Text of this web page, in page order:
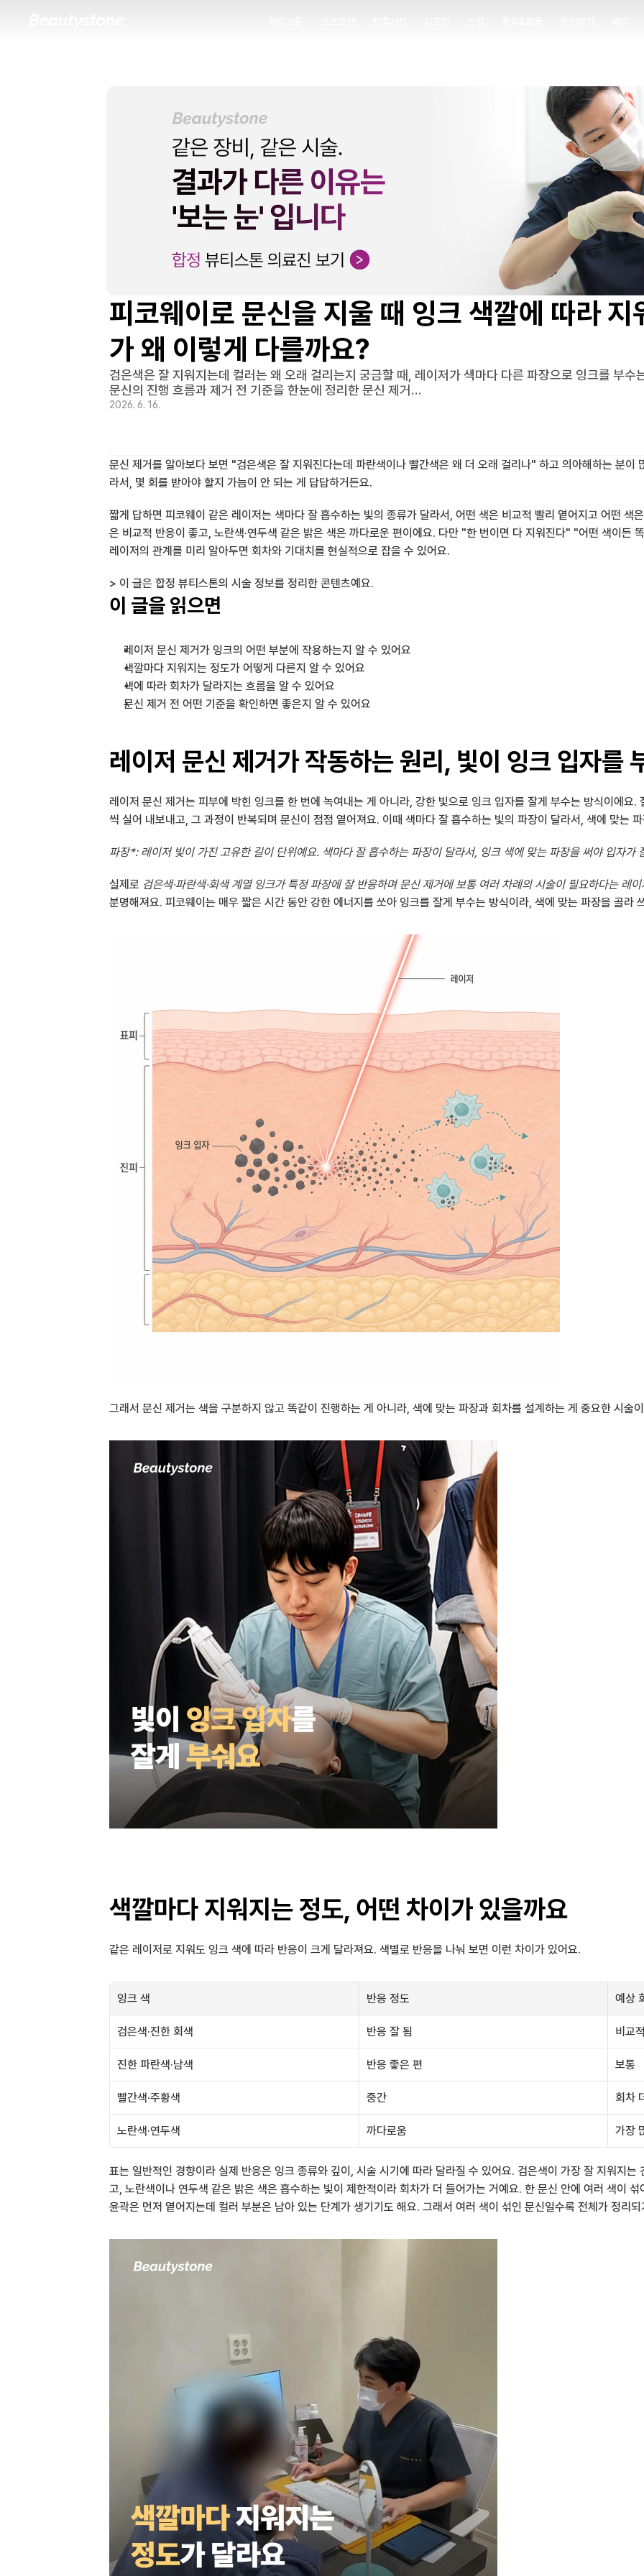
피코웨이로 문신을 지울 때 잉크 색깔에 따라
가 왜 이렇게 다를까요?
검은색은 잘 지워지는데 컬러는 왜 오래 걸리는지 궁금할 때, 레이저가 색마다 다른 파장으로 잉크를 부수
문신의 진행 흐름과 제거 전 기준을 한눈에 정리한 문신 제거…
2026. 6. 16.
문신 제거를 알아보다 보면 "검은색은 잘 지워진다는데 파란색이나 빨간색은 왜 더 오래 걸리나" 하고 의아해하는 분이
라서, 몇 회를 받아야 할지 가늠이 안 되는 게 답답하거든요.
짧게 답하면 피코웨이 같은 레이저는 색마다 잘 흡수하는 빛의 종류가 달라서, 어떤 색은 비교적 빨리 옅어지고 어떤 색
은 비교적 반응이 좋고, 노란색·연두색 같은 밝은 색은 까다로운 편이에요. 다만 "한 번이면 다 지워진다" "어떤 색이든
레이저의 관계를 미리 알아두면 회차와 기대치를 현실적으로 잡을 수 있어요.
> 이 글은 합정 뷰티스톤의 시술 정보를 정리한 콘텐츠예요.
이 글을 읽으면
레이저 문신 제거가 잉크의 어떤 부분에 작용하는지 알 수 있어요
색깔마다 지워지는 정도가 어떻게 다른지 알 수 있어요
색에 따라 회차가 달라지는 흐름을 알 수 있어요
문신 제거 전 어떤 기준을 확인하면 좋은지 알 수 있어요
레이저 문신 제거가 작동하는 원리, 빛이 잉크 입자를
레이저 문신 제거는 피부에 박힌 잉크를 한 번에 녹여내는 게 아니라, 강한 빛으로 잉크 입자를 잘게 부수는 방식이에요
씩 실어 내보내고, 그 과정이 반복되며 문신이 점점 옅어져요. 이때 색마다 잘 흡수하는 빛의 파장이 달라서, 색에 맞는
파장*: 레이저 빛이 가진 고유한 길이 단위예요. 색마다 잘 흡수하는 파장이 달라서, 잉크 색에 맞는 파장을 써야 입자가
실제로 검은색·파란색·회색 계열 잉크가 특정 파장에 잘 반응하며 문신 제거에 보통 여러 차례의 시술이 필요하다는 레
분명해져요. 피코웨이는 매우 짧은 시간 동안 강한 에너지를 쏘아 잉크를 잘게 부수는 방식이라, 색에 맞는 파장을 골라
그래서 문신 제거는 색을 구분하지 않고 똑같이 진행하는 게 아니라, 색에 맞는 파장과 회차를 설계하는 게 중요한 시술
색깔마다 지워지는 정도, 어떤 차이가 있을까요
같은 레이저로 지워도 잉크 색에 따라 반응이 크게 달라져요. 색별로 반응을 나눠 보면 이런 차이가 있어요.
잉크 색 반응 정도 예상
검은색·진한 회색 반응 잘 됨 비교
진한 파란색·남색 반응 좋은 편 보통
빨간색·주황색 중간 회차
노란색·연두색 까다로움 가장
표는 일반적인 경향이라 실제 반응은 잉크 종류와 깊이, 시술 시기에 따라 달라질 수 있어요. 검은색이 가장 잘 지워지
고, 노란색이나 연두색 같은 밝은 색은 흡수하는 빛이 제한적이라 회차가 더 들어가는 거예요. 한 문신 안에 여러 색이
윤곽은 먼저 옅어지는데 컬러 부분은 남아 있는 단계가 생기기도 해요. 그래서 여러 색이 섞인 문신일수록 전체가 정리